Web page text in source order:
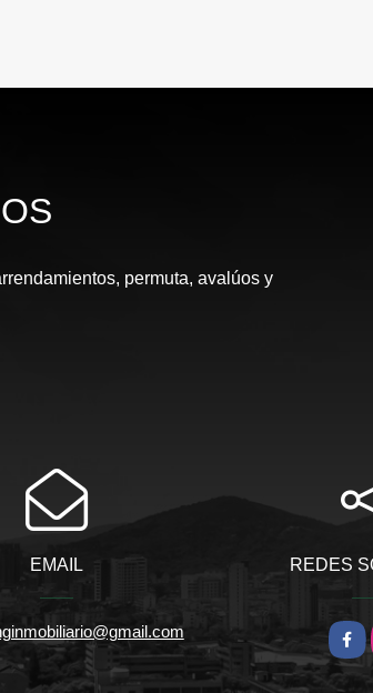
permuta, avalúos y
EMAIL REDES